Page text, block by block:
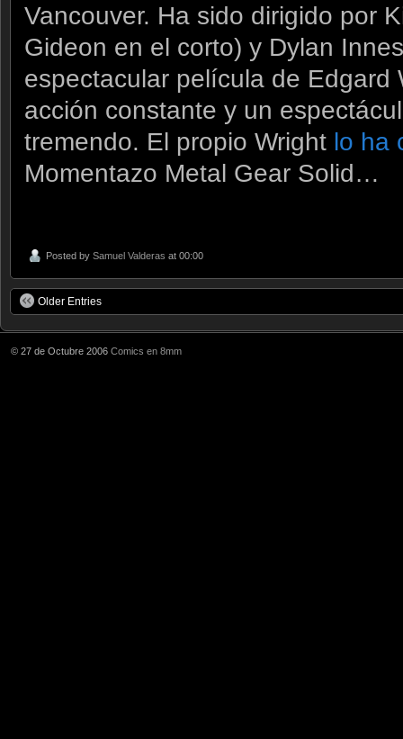
Vancouver. Ha sido dirigido por
Gideon en el corto) y Dylan
espectacular película de Edgard
acción constante y un
tremendo. El propio Wright lo ha
Momentazo Metal Gear Solid…
Posted by Samuel Valderas at 00:00
Older Entries
© 27 de Octubre 2006 Comics en 8mm